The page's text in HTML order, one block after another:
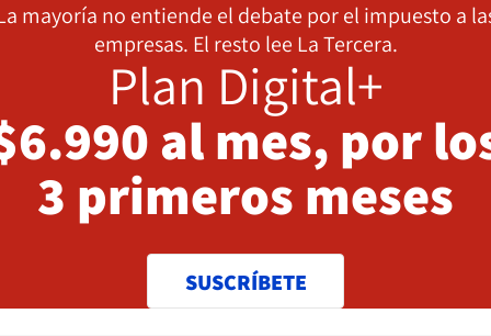
mayoría no entiende el debate por el impuesto a
empresas. El resto lee La Tercera.
Plan Digital+
al mes, por
3 primeros meses
SUSCRÍBETE